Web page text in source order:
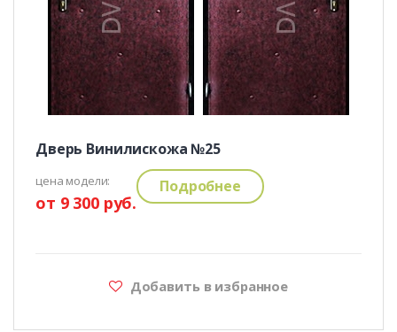
Дверь Винилискожа №25
цена модели:
от 9 300 руб.
Подробнее
Добавить в избранное